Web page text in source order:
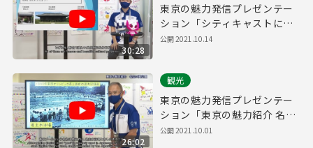
30:28
東京の魅力発信プレゼンテー
ション「シティキャストによ
る東京の魅力発信 ～浅草～」
公開2021.10.14
26:02
観光
東京の魅力発信プレゼンテー
ション「東京の魅力紹介 名主
の滝公園」
公開2021.10.01